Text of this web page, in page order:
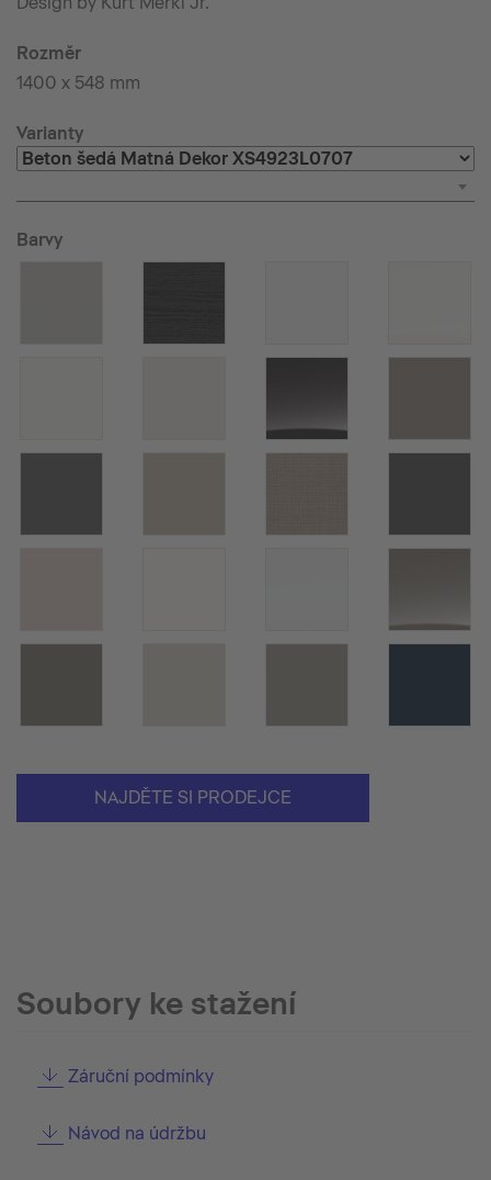
Rozměr
1400 x 548 mm
Varianty
Barvy
NAJDĚTE SI PRODEJCE
Soubory ke stažení
Záruční podmínky
Návod na údržbu